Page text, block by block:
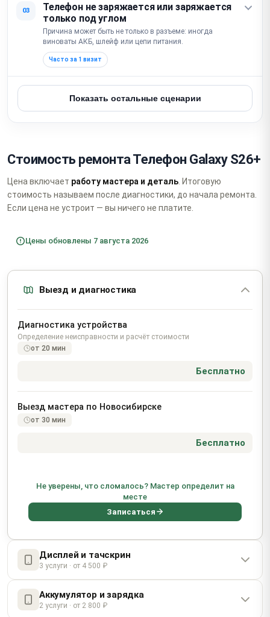
03
Телефон не заряжается или заряжается
только под углом
Причина может быть не только в разъеме: иногда
виноваты АКБ, шлейф или цепи питания.
Часто за 1 визит
Показать остальные сценарии
Стоимость ремонта Телефон Galaxy S26+
Цена включает работу мастера и деталь . Итоговую
стоимость называем после диагностики, до начала ремонта.
Если цена не устроит — вы ничего не платите.
Цены обновлены 7 августа 2026
Выезд и диагностика
Диагностика устройства
Определение неисправности и расчёт стоимости
от 20 мин
Бесплатно
Выезд мастера по Новосибирске
от 30 мин
Бесплатно
Не уверены, что сломалось? Мастер определит на
месте
Записаться
Дисплей и тачскрин
3 услуги · от 4 500 ₽
Замена AMOLED-дисплейного модуля M14 с
тачскрином (6.7", 2K)
Аккумулятор и зарядка
2 услуги · от 2 800 ₽